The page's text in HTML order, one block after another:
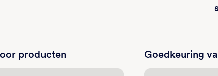
producten Goedkeuring